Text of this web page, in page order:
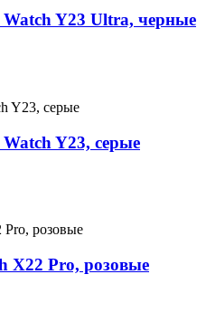
Y23 Ultra, черные
Y23, серые
X22 Pro, розовые